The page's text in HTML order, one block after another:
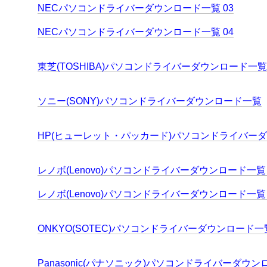
NECパソコンドライバーダウンロード一覧 03
NECパソコンドライバーダウンロード一覧 04
東芝(TOSHIBA)パソコンドライバーダウンロード一覧
ソニー(SONY)パソコンドライバーダウンロード一覧
HP(ヒューレット・パッカード)パソコンドライバー
レノボ(Lenovo)パソコンドライバーダウンロード一
レノボ(Lenovo)パソコンドライバーダウンロード一
ONKYO(SOTEC)パソコンドライバーダウンロード一
Panasonic(パナソニック)パソコンドライバーダウン